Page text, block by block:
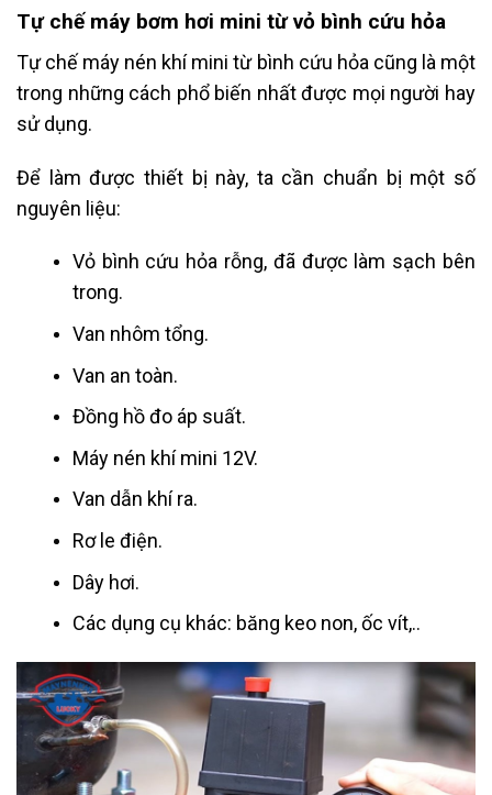
Tự chế máy bơm hơi mini từ vỏ bình cứu hỏa
Tự chế máy nén khí mini từ bình cứu hỏa cũng là một
trong những cách phổ biến nhất được mọi người hay
sử dụng.
Để làm được thiết bị này, ta cần chuẩn bị một số
nguyên liệu:
Vỏ bình cứu hỏa rỗng, đã được làm sạch bên
trong.
Van nhôm tổng.
Van an toàn.
Đồng hồ đo áp suất.
Máy nén khí mini 12V.
Van dẫn khí ra.
Rơ le điện.
Dây hơi.
Các dụng cụ khác: băng keo non, ốc vít,..